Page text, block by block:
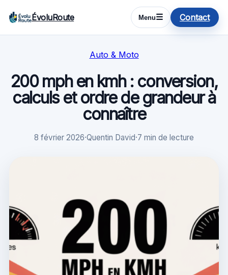
ÉvoluRoute Menu☰ Contact
Auto & Moto
200 mph en kmh : conversion,
calculs et ordre de grandeur à
connaître
8 février 2026·Quentin David·7 min de lecture